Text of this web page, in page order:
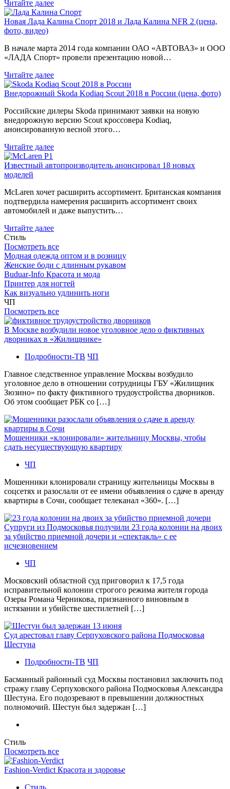
Читайте далее
Новая Лада Калина Спорт 2018 и Лада Калина NFR 2 (цена,
фото, видео)
В начале марта 2014 года компании ОАО «АВТОВАЗ» и ООО
«ЛАДА Спорт» провели презентацию новой…
Читайте далее
Внедорожный Skoda Kodiaq Scout 2018 в России (цена, фото)
Российские дилеры Skoda принимают заявки на новую
внедорожную версию Scout кроссовера Kodiaq,
анонсированную весной этого…
Читайте далее
Известный автопроизводитель анонсировал 18 новых
моделей
McLaren хочет расширить ассортимент. Британская компания
подтвердила намерения расширить ассортимент своих
автомобилей и даже выпустить…
Читайте далее
Стиль
Посмотреть все
Модная одежда оптом и в розницу
Женские боди с длинным рукавом
Buduar-Info Красота и мода
Принтер для ногтей
Как визуально удлинить ноги
ЧП
Посмотреть все
В Москве возбудили новое уголовное дело о фиктивных
дворниках в «Жилищнике»
Подробности-ТВ ЧП
Главное следственное управление Москвы возбудило
уголовное дело в отношении сотрудницы ГБУ «Жилищник
Зюзино» по факту фиктивного трудоустройства дворников.
Об этом сообщает РБК со […]
Мошенники «клонировали» жительницу Москвы, чтобы
сдать несуществующую квартиру
ЧП
Мошенники клонировали страницу жительницы Москвы в
соцсетях и разослали от ее имени объявления о сдаче в аренду
квартиры в Сочи, сообщает телеканал «360». […]
Супруги из Подмосковья получили 23 года колонии на двоих
за убийство приемной дочери и «спектакль» с ее
исчезновением
ЧП
Московский областной суд приговорил к 17,5 года
исправительной колонии строгого режима жителя города
Озеры Романа Черникова, признанного виновным в
истязании и убийстве шестилетней […]
Суд арестовал главу Серпуховского района Подмосковья
Шестуна
Подробности-ТВ ЧП
Басманный районный суд Москвы постановил заключить под
стражу главу Серпуховского района Подмосковья Александра
Шестуна. Его подозревают в превышении должностных
полномочий. Шестун был задержан […]
Стиль
Посмотреть все
Fashion-Verdict Красота и здоровье
Стиль